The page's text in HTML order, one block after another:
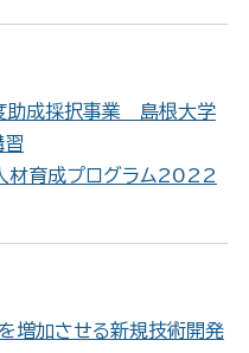
助成採択事業 島根大学
習
材育成プログラム2022
増加させる新規技術開発